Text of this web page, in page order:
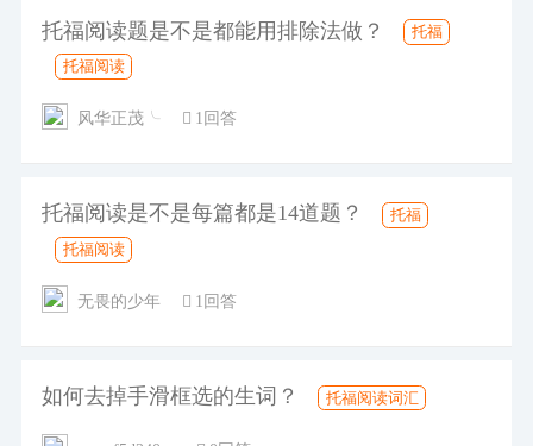
托福阅读题是不是都能用排除法做？
托福
托福阅读
风华正茂╰ 1回答
托福阅读是不是每篇都是14道题？
托福
托福阅读
无畏的少年 1回答
如何去掉手滑框选的生词？ 托福阅读词汇